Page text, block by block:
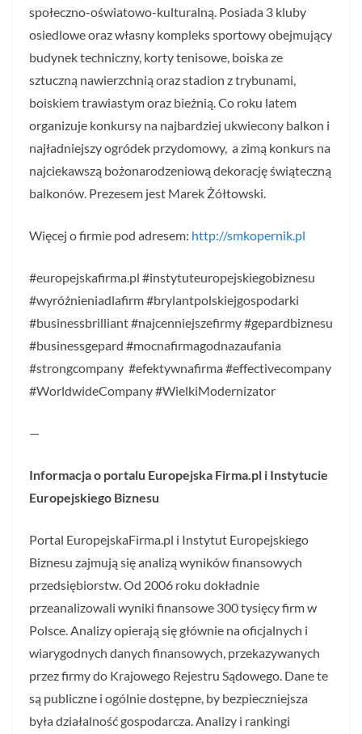
społeczno-oświatowo-kulturalną. Posiada 3 kluby
osiedlowe oraz własny kompleks sportowy obejmujący
budynek techniczny, korty tenisowe, boiska ze
sztuczną nawierzchnią oraz stadion z trybunami,
boiskiem trawiastym oraz bieżnią. Co roku latem
organizuje konkursy na najbardziej ukwiecony balkon i
najładniejszy ogródek przydomowy, a zimą konkurs na
najciekawszą bożonarodzeniową dekorację świąteczną
balkonów. Prezesem jest Marek Żółtowski.
Więcej o firmie pod adresem: http://smkopernik.pl
#europejskafirma.pl #instytuteuropejskiegobiznesu
#wyróżnieniadlafirm #brylantpolskiejgospodarki
#businessbrilliant #najcenniejszefirmy #gepardbiznesu
#businessgepard #mocnafirmagodnazaufania
#strongcompany #efektywnafirma #effectivecompany
#WorldwideCompany #WielkiModernizator
—
Informacja o portalu Europejska Firma.pl i Instytucie
Europejskiego Biznesu
Portal EuropejskaFirma.pl i Instytut Europejskiego
Biznesu zajmują się analizą wyników finansowych
przedsiębiorstw. Od 2006 roku dokładnie
przeanalizowali wyniki finansowe 300 tysięcy firm w
Polsce. Analizy opierają się głównie na oficjalnych i
wiarygodnych danych finansowych, przekazywanych
przez firmy do Krajowego Rejestru Sądowego. Dane te
są publiczne i ogólnie dostępne, by bezpieczniejsza
była działalność gospodarcza. Analizy i rankingi